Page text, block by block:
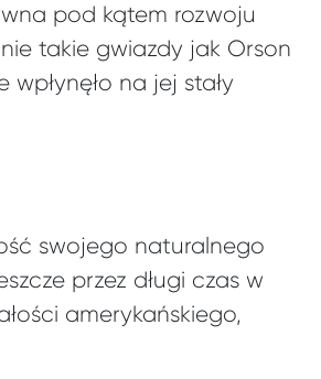
pod kątem rozwoju
takie gwiazdy jak Orson
na jej stały
swojego naturalnego
przez długi czas w
amerykańskiego,